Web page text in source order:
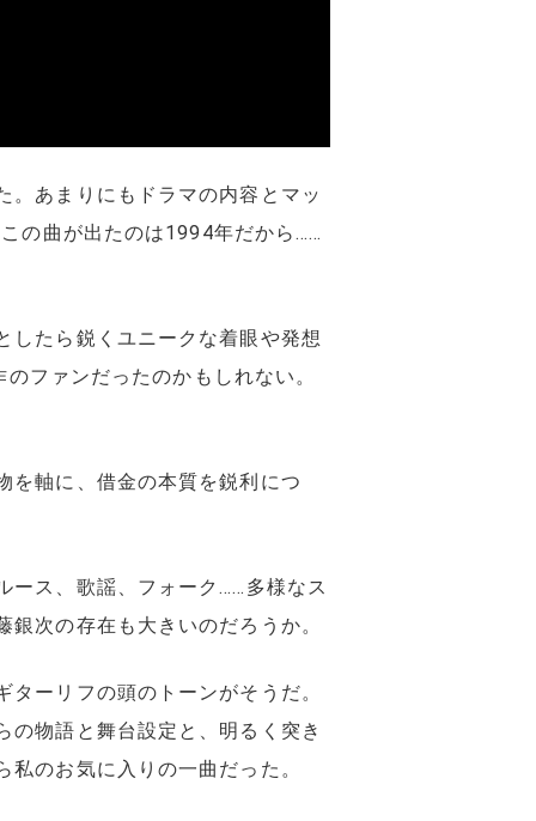
。あまりにもドラマの内容とマッ
の曲が出たのは1994年だから……
したら鋭くユニークな着眼や発想
ファンだったのかもしれない。
を軸に、借金の本質を鋭利につ
ース、歌謡、フォーク……多様なス
次の存在も大きいのだろうか。
ーリフの頭のトーンがそうだ。
の物語と舞台設定と、明るく突き
のお気に入りの一曲だった。